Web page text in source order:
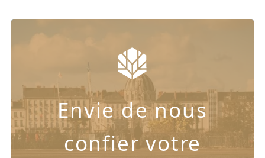
Envie de nous
confier votre